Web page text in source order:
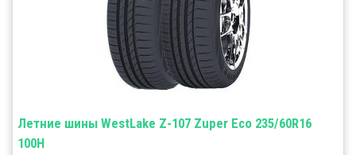
Летние шины WestLake Z-107 Zuper Eco 235/60R16
100H